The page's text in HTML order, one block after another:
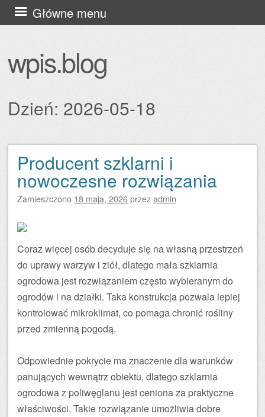
wpis.blog
Główne menu
Przejdź
do
Dzień: 2026-05-18
Zobacz wpisy
Producent szklarni i
nowoczesne rozwiązania
Zamieszczono 18 maja, 2026przezadmin
Coraz więcej osób decyduje się na własną przestrzeń
do uprawy warzyw i ziół, dlatego mała szklarnia
ogrodowa jest rozwiązaniem często wybieranym do
ogrodów i na działki. Taka konstrukcja pozwala lepiej
kontrolować mikroklimat, co pomaga chronić rośliny
przed zmienną pogodą.
Odpowiednie pokrycie ma znaczenie dla warunków
panujących wewnątrz obiektu, dlatego szklarnia
ogrodowa z poliwęglanu jest ceniona za praktyczne
właściwości. Takie rozwiązanie umożliwia dobre